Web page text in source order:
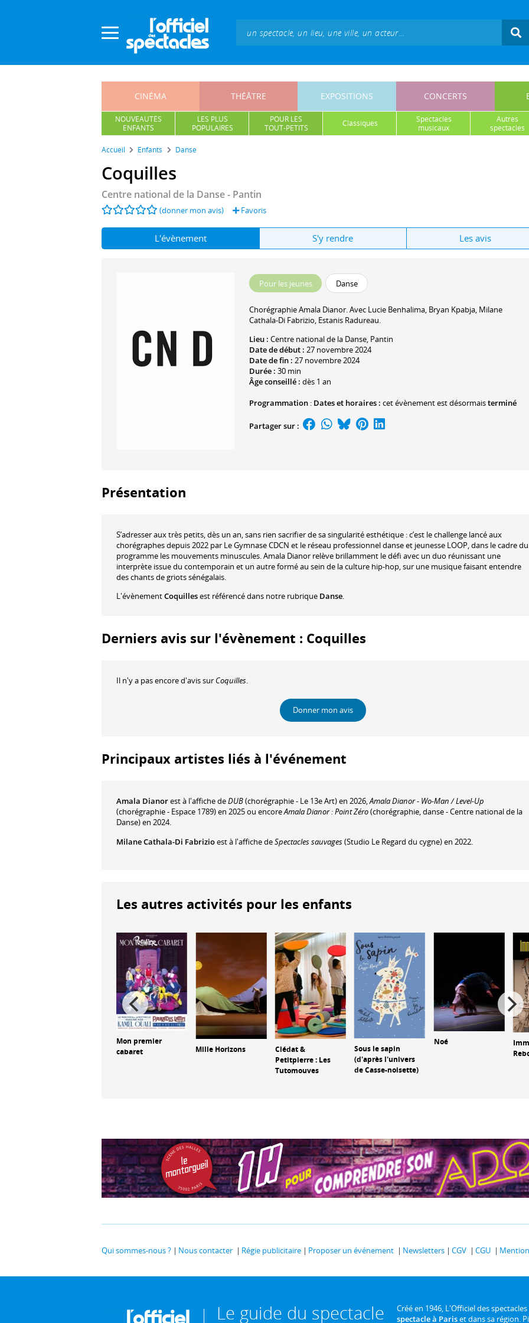
CINÉMA THÉÂTRE EXPOSITIONS CONCERTS
NOUVEAUTÉS
ENFANTS
LES PLUS
POPULAIRES
POUR LES
TOUT-PETITS
classiques
spectacles
musicaux
autres
spectacles
Accueil Enfants Danse
Coquilles
Centre national de la Danse- Pantin
(donner mon avis) Favoris
L'évènement S'y rendre Les avis
Pour les jeunes Danse
ChorégraphieAmala Dianor. Avec Lucie Benhalima, Bryan Kpabja, Milane
Cathala-Di Fabrizio, Estanis Radureau.
Lieu : Centre national de la Danse, Pantin
Date de début : 27 novembre 2024
Date de fin : 27 novembre 2024
Durée : 30 min
Âge conseillé : dès 1 an
Programmation : Dates et horaires : cet évènement est désormaisterminé
Partager sur :
Présentation
S’adresser aux très petits, dès un an, sans rien sacrifier de sa singularité esthétique : c’est le challenge lancé aux
chorégraphes depuis 2022 par Le Gymnase CDCN et le réseau professionnel danse et jeunesse LOOP, dans le cadre du
programme les mouvements minuscules. Amala Dianor relève brillamment le défi avec un duo réunissant une
interprète issue du contemporain et un autre formé au sein de la culture hip-hop, sur une musique faisant entendre
des chants de griots sénégalais.
L'évènementCoquillesest référencé dans notre rubrique Danse.
Derniers avis sur l'évènement : Coquilles
Il n'y a pas encore d'avis sur Coquilles.
Donner mon avis
Principaux artistes liés à l'événement
Amala Dianorest à l'affiche deDUB(chorégraphie - Le 13e Art) en 2026,Amala Dianor - Wo-Man / Level-Up
(chorégraphie - Espace 1789) en 2025 ou encoreAmala Dianor : Point Zéro(chorégraphie, danse - Centre national de la
Danse) en 2024.
Milane Cathala-Di Fabrizioest à l'affiche deSpectacles sauvages(Studio Le Regard du cygne) en 2022.
Les autres activités pour les enfants
Mon premier
cabaret
Mille Horizons
Clédat &
Petitpierre : Les
Tutomouves
Sous le sapin
(d'après l'univers
de Casse-noisette)
Noé
Qui sommes-nous ? Nous contacter Régie publicitaire Proposer un événement Newsletters CGV CGU
Le guide du spectacle
Créé en 1946, L'Officiel des
spectacle à Pariset dans sa région.